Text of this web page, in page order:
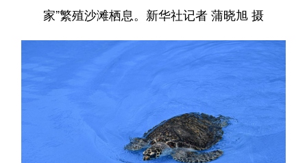
家”繁殖沙滩栖息。新华社记者 蒲晓旭 摄